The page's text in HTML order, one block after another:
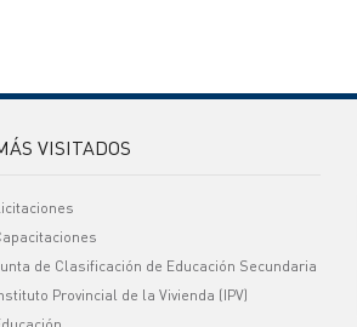
VISITADOS
de Clasificación de Educación Secundaria
Provincial de la Vivienda (IPV)